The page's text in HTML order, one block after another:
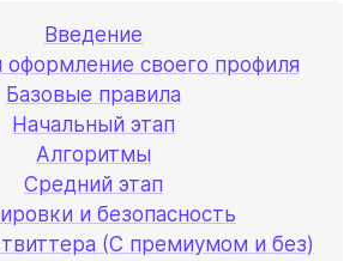
Введение
оформление своего профиля
Базовые правила
Начальный этап
Алгоритмы
Средний этап
и безопасность
(С премиумом и без)